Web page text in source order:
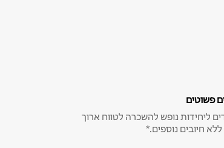
פשוטים
ליחידות נופש להשכרה לטווח ארוך
חיובים נוספים.*